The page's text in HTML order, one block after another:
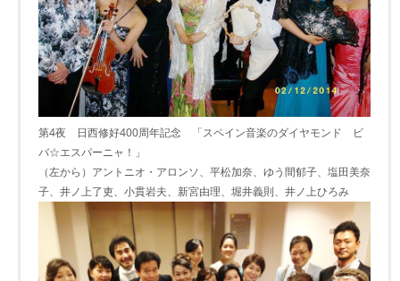
第4夜 日西修好400周年記念 「スペイン音楽のダイヤモンド ビ
バ☆エスパーニャ！」
（左から）アントニオ・アロンソ、平松加奈、ゆう間郁子、塩田美奈
子、井ノ上了吏、小貫岩夫、新宮由理、堀井義則、井ノ上ひろみ